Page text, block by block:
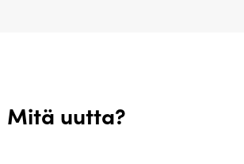
Mitä uutta?